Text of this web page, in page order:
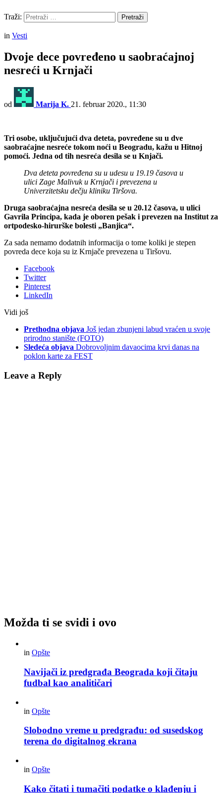
Traži:
Pretraži
in Vesti
Dvoje dece povređeno u saobraćajnoj
nesreći u Krnjači
od Marija K. 21. februar 2020., 11:30
Tri osobe, uključujući dva deteta, povređene su u dve
saobraćajne nesreće tokom noći u Beogradu, kažu u Hitnoj
pomoći. Jedna od tih nesreća desila se u Knjači.
Dva deteta povređena su u udesu u 19.19 časova u
ulici Zage Malivuk u Krnjači i prevezena u
Univerzitetsku dečju kliniku Tiršova.
Druga saobraćajna nesreća desila se u 20.12 časova, u ulici
Gavrila Principa, kada je oboren pešak i prevezen na Institut za
ortpodesko-hirurške bolesti „Banjica“.
Za sada nemamo dodatnih informacija o tome koliki je stepen
povreda dece koja su iz Krnjače prevezena u Tiršovu.
Facebook
Twitter
Pinterest
LinkedIn
Vidi još
Prethodna objava Još jedan zbunjeni labud vraćen u svoje
prirodno stanište (FOTO)
Sledeća objava Dobrovoljnim davaocima krvi danas na
poklon karte za FEST
Leave a Reply
Možda ti se svidi i ovo
in Opšte
Navijači iz predgrađa Beograda koji čitaju
fudbal kao analitičari
in Opšte
Slobodno vreme u predgrađu: od susedskog
terena do digitalnog ekrana
in Opšte
Kako čitati i tumačiti podatke o klađenju i